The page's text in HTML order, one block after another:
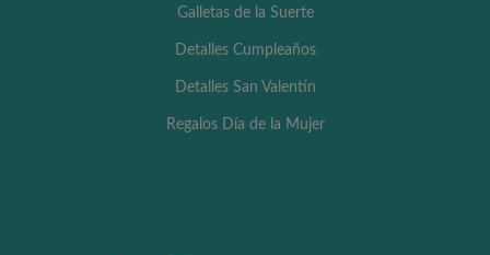
Galletas de la Suerte
Detalles Cumpleaños
Detalles San Valentín
Regalos Día de la Mujer